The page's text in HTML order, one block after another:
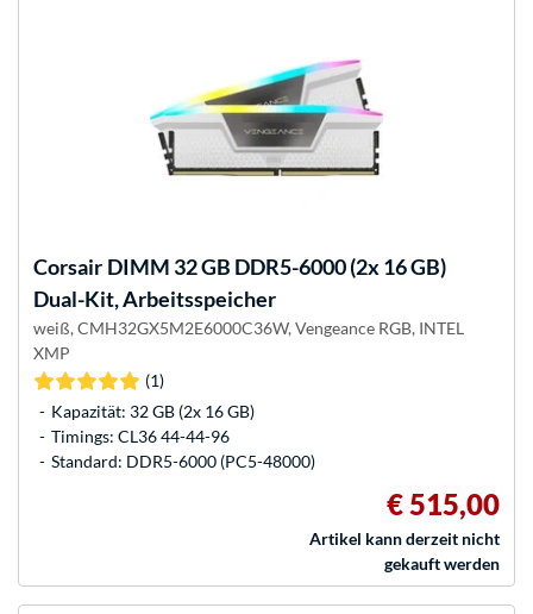
Corsair DIMM 32 GB DDR5-6000 (2x 16 GB)
Dual-Kit, Arbeitsspeicher
weiß, CMH32GX5M2E6000C36W, Vengeance RGB, INTEL
XMP
(1)
Kapazität: 32 GB (2x 16 GB)
Timings: CL36 44-44-96
Standard: DDR5-6000 (PC5-48000)
€ 515,00
Artikel kann derzeit nicht
gekauft werden